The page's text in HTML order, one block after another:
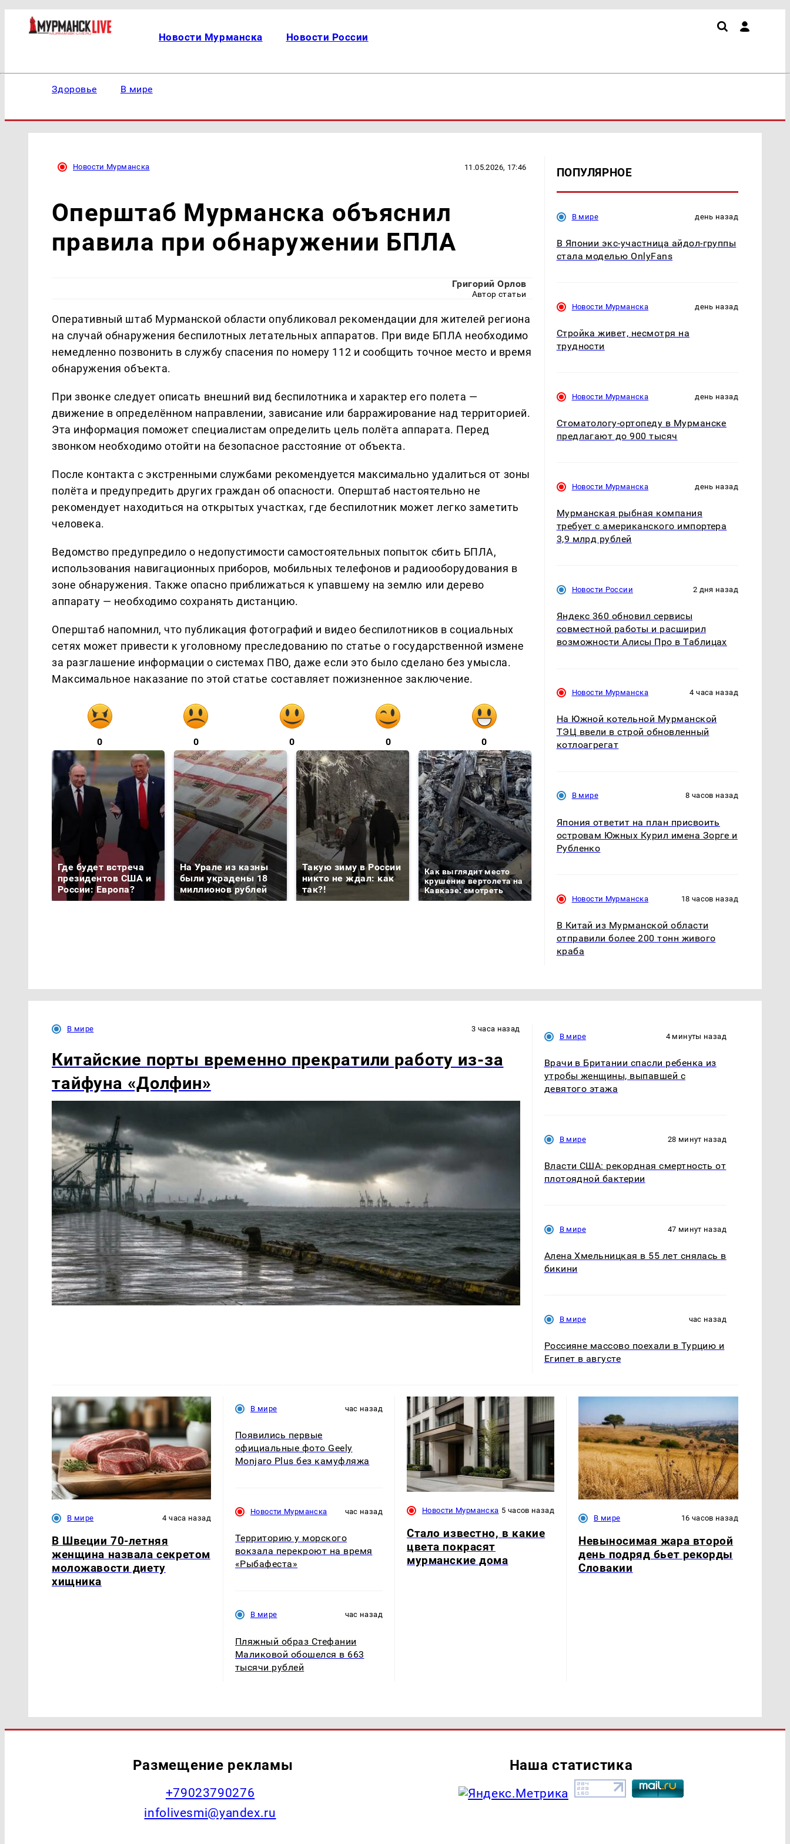
Новости Мурманска Новости России
Здоровье В мире
Новости Мурманска 11.05.2026, 17:46
Оперштаб Мурманска объяснил
правила при обнаружении БПЛА
Григорий Орлов
Автор статьи
Оперативный штаб Мурманской области опубликовал рекомендации для жителей региона
на случай обнаружения беспилотных летательных аппаратов. При виде БПЛА необходимо
немедленно позвонить в службу спасения по номеру 112 и сообщить точное место и время
обнаружения объекта.
При звонке следует описать внешний вид беспилотника и характер его полета —
движение в определённом направлении, зависание или барражирование над территорией.
Эта информация поможет специалистам определить цель полёта аппарата. Перед
звонком необходимо отойти на безопасное расстояние от объекта.
После контакта с экстренными службами рекомендуется максимально удалиться от зоны
полёта и предупредить других граждан об опасности. Оперштаб настоятельно не
рекомендует находиться на открытых участках, где беспилотник может легко заметить
человека.
Ведомство предупредило о недопустимости самостоятельных попыток сбить БПЛА,
использования навигационных приборов, мобильных телефонов и радиооборудования в
зоне обнаружения. Также опасно приближаться к упавшему на землю или дерево
аппарату — необходимо сохранять дистанцию.
Оперштаб напомнил, что публикация фотографий и видео беспилотников в социальных
сетях может привести к уголовному преследованию по статье о государственной измене
за разглашение информации о системах ПВО, даже если это было сделано без умысла.
Максимальное наказание по этой статье составляет пожизненное заключение.
0 0 0 0 0
Где будет встреча
президентов США и
России: Европа?
На Урале из казны
были украдены 18
миллионов рублей
Такую зиму в России
никто не ждал: как
так?!
Как выглядит место
крушение вертолета на
Кавказе: смотреть
ПОПУЛЯРНОЕ
В мире день назад
В Японии экс-участница айдол-группы
стала моделью OnlyFans
Новости Мурманска день назад
Стройка живет, несмотря на
трудности
Новости Мурманска день назад
Стоматологу-ортопеду в Мурманске
предлагают до 900 тысяч
Новости Мурманска день назад
Мурманская рыбная компания
требует с американского импортера
3,9 млрд рублей
Новости России 2 дня назад
Яндекс 360 обновил сервисы
совместной работы и расширил
возможности Алисы Про в Таблицах
Новости Мурманска 4 часа назад
На Южной котельной Мурманской
ТЭЦ ввели в строй обновленный
котлоагрегат
В мире 8 часов назад
Япония ответит на план присвоить
островам Южных Курил имена Зорге и
Рубленко
Новости Мурманска 18 часов назад
В Китай из Мурманской области
отправили более 200 тонн живого
краба
В мире 3 часа назад
Китайские порты временно прекратили работу из-за
тайфуна «Долфин»
В мире 4 минуты назад
Врачи в Британии спасли ребенка из
утробы женщины, выпавшей с
девятого этажа
В мире 28 минут назад
Власти США: рекордная смертность от
плотоядной бактерии
В мире 47 минут назад
Алена Хмельницкая в 55 лет снялась в
бикини
В мире час назад
Россияне массово поехали в Турцию и
Египет в августе
В мире 4 часа назад
В Швеции 70-летняя
женщина назвала секретом
моложавости диету
хищника
В мире час назад
Появились первые
официальные фото Geely
Monjaro Plus без камуфляжа
Новости Мурманска час назад
Территорию у морского
вокзала перекроют на время
«Рыбафеста»
В мире час назад
Пляжный образ Стефании
Маликовой обошелся в 663
тысячи рублей
Новости Мурманска 5 часов назад
Стало известно, в какие
цвета покрасят
мурманские дома
В мире 16 часов назад
Невыносимая жара второй
день подряд бьет рекорды
Словакии
Размещение рекламы
+79023790276
infolivesmi@yandex.ru
Наша статистика